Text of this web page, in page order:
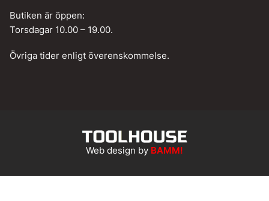
Butiken är öppen:
Torsdagar 10.00 – 19.00.
Övriga tider enligt överenskommelse.
Web design by BAMM!